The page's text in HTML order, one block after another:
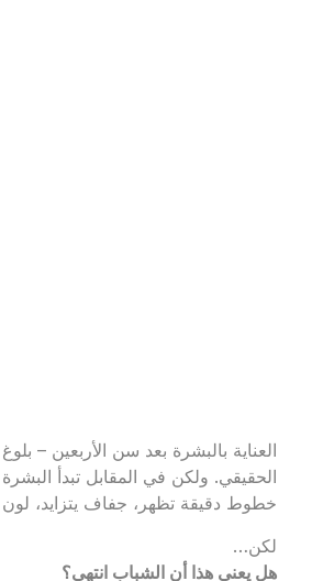
العناية بالبشرة بعد سن الأربعين –
الحقيقي. ولكن في المقابل تبدأ
خطوط دقيقة تظهر، جفاف يتزايد،
لكن…
هل يعني هذا أن الشباب انتهى؟